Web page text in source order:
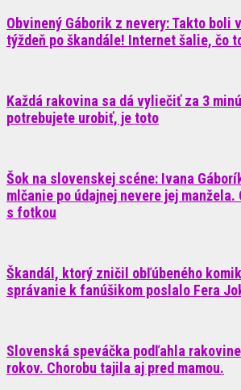
Obvinený Gáborik z nevery: Takto boli
týždeň po škandále! Internet šalie, čo
Každá rakovina sa dá vyliečiť za 3
potrebujete urobiť, je toto
Šok na slovenskej scéne: Ivana
mlčanie po údajnej nevere jej manžela.
s fotkou
Škandál, ktorý zničil obľúbeného
správanie k fanúšikom poslalo Fera
Slovenská speváčka podľahla
rokov. Chorobu tajila aj pred mamou.